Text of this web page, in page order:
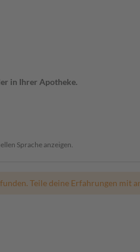
in Ihrer Apotheke.
Sprache anzeigen.
Teile deine Erfahrungen mit